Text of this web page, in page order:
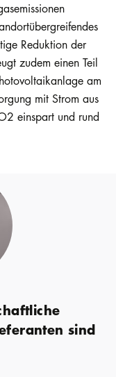
Reduktion der
zudem einen Teil
am
mit Strom aus
einspart und rund
sind